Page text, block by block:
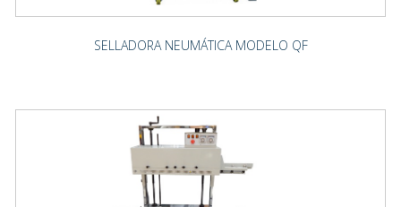
SELLADORA NEUMÁTICA MODELO QF